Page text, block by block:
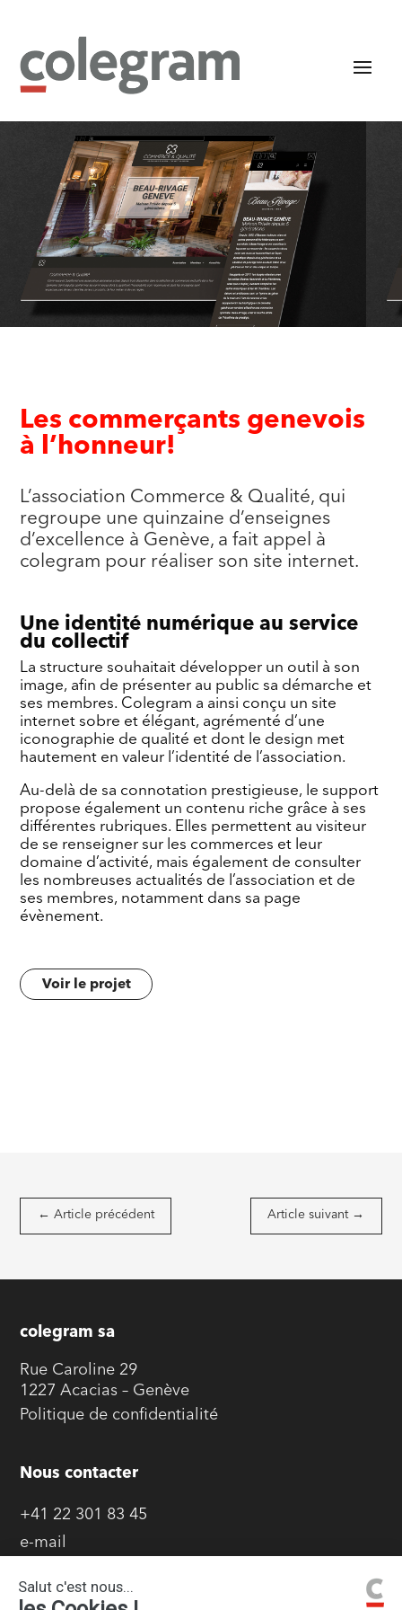
Les commerçants genevois
à l’honneur!
L’association Commerce & Qualité, qui
regroupe une quinzaine d’enseignes
d’excellence à Genève, a fait appel à
colegram pour réaliser son site internet.
Une identité numérique au service
du collectif
La structure souhaitait développer un outil à son
image, afin de présenter au public sa démarche et
ses membres. Colegram a ainsi conçu un site
internet sobre et élégant, agrémenté d’une
iconographie de qualité et dont le design met
hautement en valeur l’identité de l’association.
Au-delà de sa connotation prestigieuse, le support
propose également un contenu riche grâce à ses
différentes rubriques. Elles permettent au visiteur
de se renseigner sur les commerces et leur
domaine d’activité, mais également de consulter
les nombreuses actualités de l’association et de
ses membres, notamment dans sa page
évènement.
Voir le projet
← Article précédent Article suivant→
colegram sa
Rue Caroline 29
1227 Acacias – Genève
Politique de confidentialité
Nous contacter
+41 22 301 83 45
e-mail
Goodies